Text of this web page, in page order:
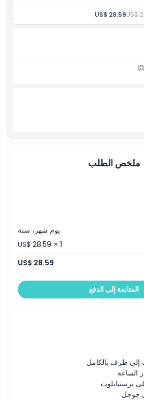
US$
US$ 28.59
ملخص الطلب
يوم شهر، سنة
US$ 28.59 × 1
US$ 28.59
المتابعة إلى الدفع
طرف بالكامل
الساعة